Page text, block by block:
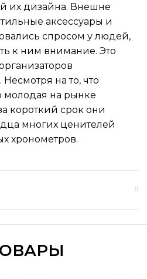
их дизайна. Внешне
аксессуары и
спросом у людей,
к ним внимание. Это
на то, что
молодая на рынке
короткий срок они
многих ценителей
хронометров.